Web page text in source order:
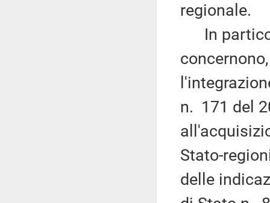
regionale.
In
n. 171 del
Stato-
delle